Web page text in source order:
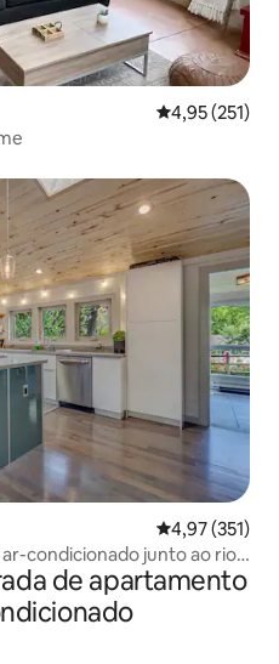
4,95 de uma
4,95 (251)
hóspedes
4,97 de uma
4,97 (351)
condicionado junto ao rio
de apartamento